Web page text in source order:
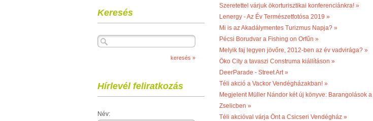
Keresés
Hírlevél feliratkozás
Név:
Szeretettel várjuk ökorturisztikai konferenciánkra! »
Lenergy - Az Év Természetfotósa 2019 »
Mi is az Akadálymentes Turizmus Napja? »
Pécsi Borudvar a Fishing on Orfűn »
Melyik faj legyen jövőre, 2012-ben az év vadvirága? »
Öko City a tavaszi Construma kiállításon »
DeerParade - Street Art »
Téli akció a Vackor Vendégházakban! »
Megjelent Müller Nándor két új könyve: Barangolások
Zselicben »
Téli akcióval várja Önt a Csicseri Vendégház »